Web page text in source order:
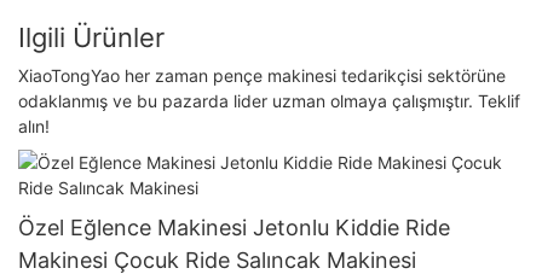
Ilgili Ürünler
XiaoTongYao her zaman pençe makinesi tedarikçisi sektörüne
odaklanmış ve bu pazarda lider uzman olmaya çalışmıştır. Teklif
alın!
Özel Eğlence Makinesi Jetonlu Kiddie Ride
Makinesi Çocuk Ride Salıncak Makinesi